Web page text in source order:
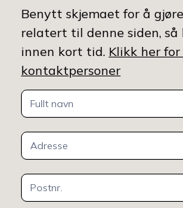
Benytt skjemaet for å
relatert til denne siden,
innen kort tid. Klikk her
kontaktpersoner
Kontakt
oss